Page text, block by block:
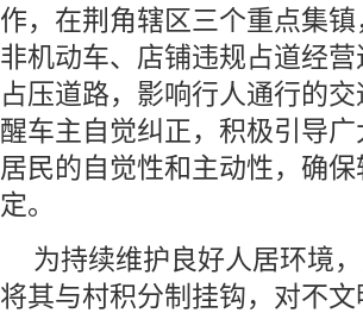
作，在荆角辖区三个重点集
非机动车、店铺违规占道经
占压道路，影响行人通行的
醒车主自觉纠正，积极引导
居民的自觉性和主动性，确
定。
为持续维护良好人居环境
将其与村积分制挂钩，对不